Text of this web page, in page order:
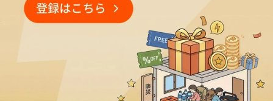
ログイン
アカウントを作成する